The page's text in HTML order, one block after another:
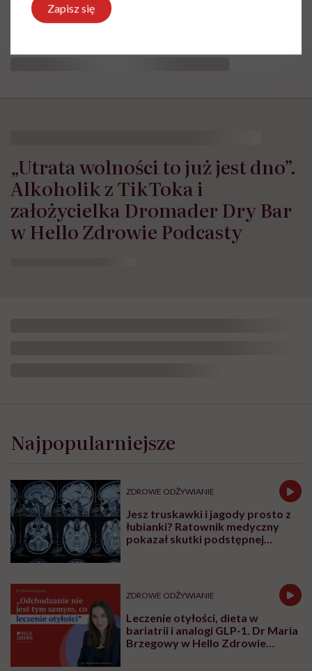
„Utrata wolności to już jest dno”.
Alkoholik z TikToka i
założycielka Dromader Dry Bar
w Hello Zdrowie Podcasty
Najpopularniejsze
ZDROWE ODŻYWIANIE
Jesz truskawki i jagody prosto z
łubianki? Ratownik medyczny
pokazał skutki podstępnej
ZDROWE ODŻYWIANIE
Leczenie otyłości, dieta w
bariatrii i analogi GLP-1. Dr Maria
Brzegowy w Hello Zdrowie
Zapisz się